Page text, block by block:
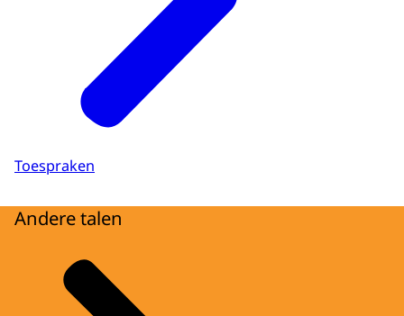
Toespraken
Andere talen